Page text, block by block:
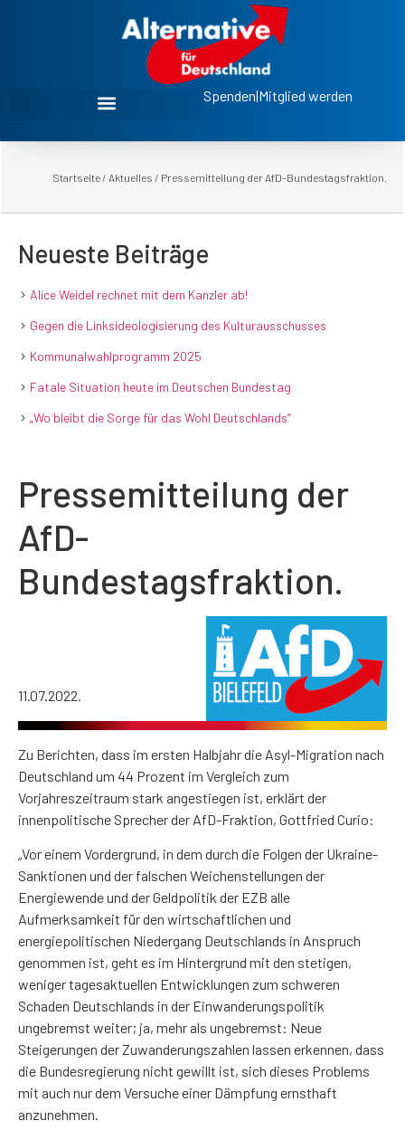
Spenden|Mitglied werden
Startseite / Aktuelles / Pressemitteilung der AfD-Bundestagsfraktion.
Neueste Beiträge
Alice Weidel rechnet mit dem Kanzler ab!
Gegen die Linksideologisierung des Kulturausschusses
Kommunalwahlprogramm 2025
Fatale Situation heute im Deutschen Bundestag
„Wo bleibt die Sorge für das Wohl Deutschlands“
Pressemitteilung der
AfD-
Bundestagsfraktion.
11.07.2022.
Zu Berichten, dass im ersten Halbjahr die Asyl-Migration nach
Deutschland um 44 Prozent im Vergleich zum
Vorjahreszeitraum stark angestiegen ist, erklärt der
innenpolitische Sprecher der AfD-Fraktion, Gottfried Curio:
„Vor einem Vordergrund, in dem durch die Folgen der Ukraine-
Sanktionen und der falschen Weichenstellungen der
Energiewende und der Geldpolitik der EZB alle
Aufmerksamkeit für den wirtschaftlichen und
energiepolitischen Niedergang Deutschlands in Anspruch
genommen ist, geht es im Hintergrund mit den stetigen,
weniger tagesaktuellen Entwicklungen zum schweren
Schaden Deutschlands in der Einwanderungspolitik
ungebremst weiter; ja, mehr als ungebremst: Neue
Steigerungen der Zuwanderungszahlen lassen erkennen, dass
die Bundesregierung nicht gewillt ist, sich dieses Problems
mit auch nur dem Versuche einer Dämpfung ernsthaft
anzunehmen.